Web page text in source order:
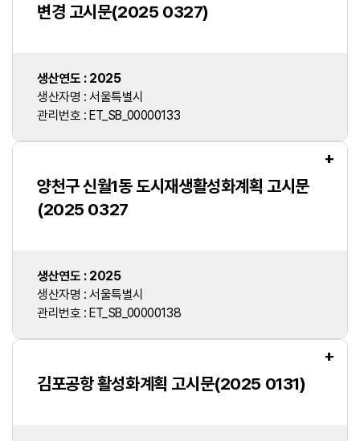
변경 고시문(2025 0327)
생산연도 : 2025
생산자명 : 서울특별시
관리번호 : ET_SB_00000133
+
양천구 신월1동 도시재생활성화계획 고시문
(2025 0327
생산연도 : 2025
생산자명 : 서울특별시
관리번호 : ET_SB_00000138
+
김포공항 활성화계획 고시문(2025 0131)